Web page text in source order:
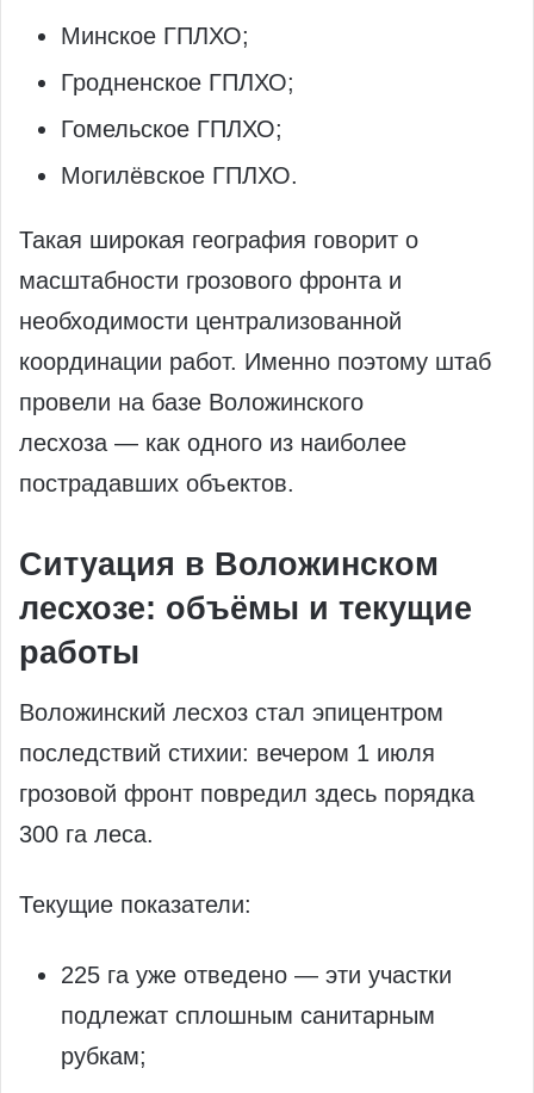
Минское ГПЛХО;
Гродненское ГПЛХО;
Гомельское ГПЛХО;
Могилёвское ГПЛХО.
Такая широкая география говорит о
масштабности грозового фронта и
необходимости централизованной
координации работ. Именно поэтому штаб
провели на базе Воложинского
лесхоза — как одного из наиболее
пострадавших объектов.
Ситуация в Воложинском
лесхозе: объёмы и текущие
работы
Воложинский лесхоз стал эпицентром
последствий стихии: вечером 1 июля
грозовой фронт повредил здесь порядка
300 га леса.
Текущие показатели:
225 га уже отведено — эти участки
подлежат сплошным санитарным
рубкам;